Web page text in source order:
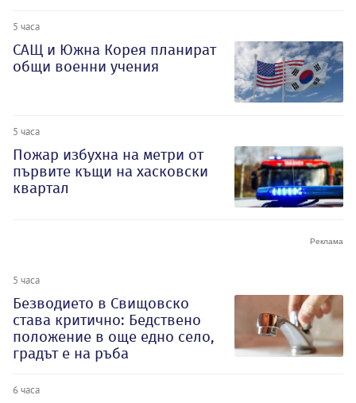
5 часа
САЩ и Южна Корея планират
общи военни учения
5 часа
Пожар избухна на метри от
първите къщи на хасковски
квартал
5 часа
Безводието в Свищовско
става критично: Бедствено
положение в още едно село,
градът е на ръба
6 часа